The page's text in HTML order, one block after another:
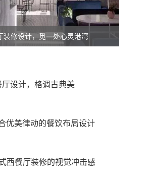
装修设计，觅一处心灵港湾
设计，格调古典美
优美律动的餐饮布局设计
西餐厅装修的视觉冲击感